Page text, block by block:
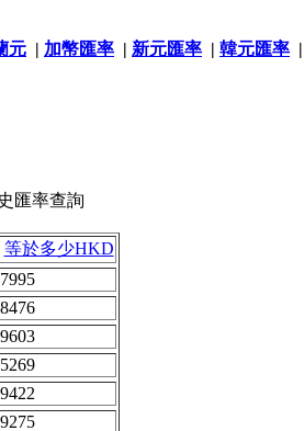
元 | 加幣匯率 | 新元匯率 | 韓元匯率 |
匯率查詢
等於多少HKD